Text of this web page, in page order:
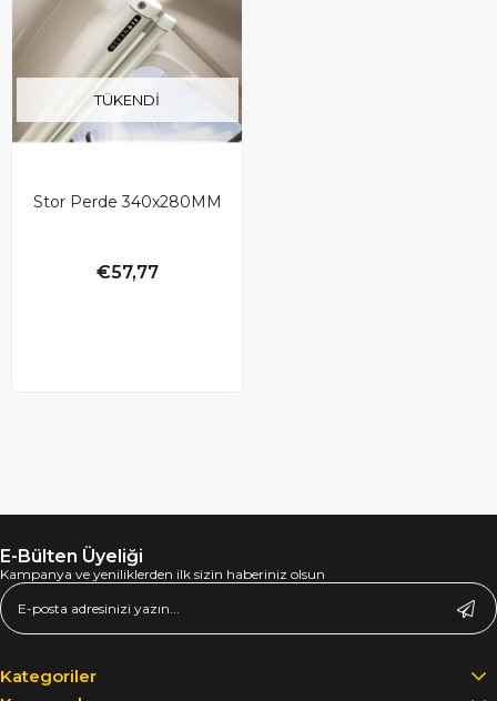
TÜKENDI
Stor Perde 340x280MM
€57,77
E-Bülten Üyeliği
Kampanya ve yeniliklerden ilk sizin haberiniz olsun
Kategoriler